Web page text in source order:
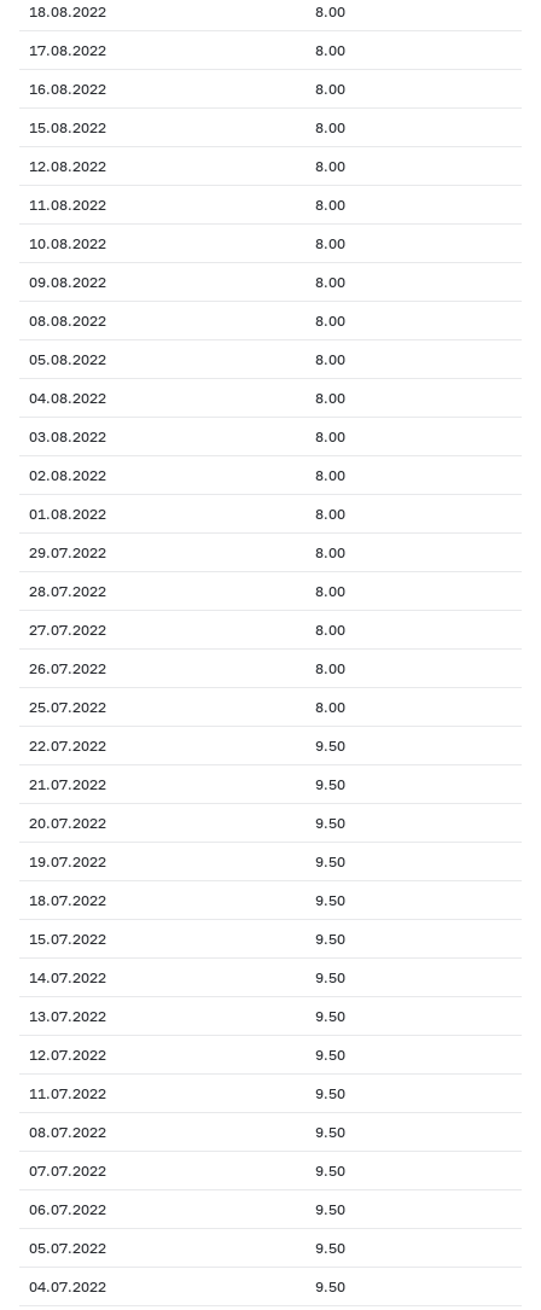
18.08.2022 8.00
17.08.2022 8.00
16.08.2022 8.00
15.08.2022 8.00
12.08.2022 8.00
11.08.2022 8.00
10.08.2022 8.00
09.08.2022 8.00
08.08.2022 8.00
05.08.2022 8.00
04.08.2022 8.00
03.08.2022 8.00
02.08.2022 8.00
01.08.2022 8.00
29.07.2022 8.00
28.07.2022 8.00
27.07.2022 8.00
26.07.2022 8.00
25.07.2022 8.00
22.07.2022 9.50
21.07.2022 9.50
20.07.2022 9.50
19.07.2022 9.50
18.07.2022 9.50
15.07.2022 9.50
14.07.2022 9.50
13.07.2022 9.50
12.07.2022 9.50
11.07.2022 9.50
08.07.2022 9.50
07.07.2022 9.50
06.07.2022 9.50
05.07.2022 9.50
04.07.2022 9.50